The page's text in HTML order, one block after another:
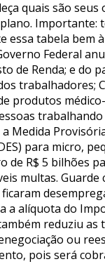
quais são
Importante:
essa tabela bem
Federal
de Renda; e do
produtos
para micro,
R$ 5 bilhões
multas.
a alíquota do
reduziu
ou
pois será